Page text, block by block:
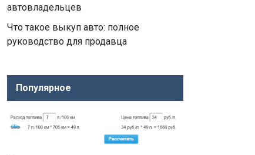
автовладельцев
Что такое выкуп авто: полное
руководство для продавца
Популярное